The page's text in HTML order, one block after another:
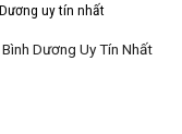
uy tín nhất
Dương Uy Tín Nhất